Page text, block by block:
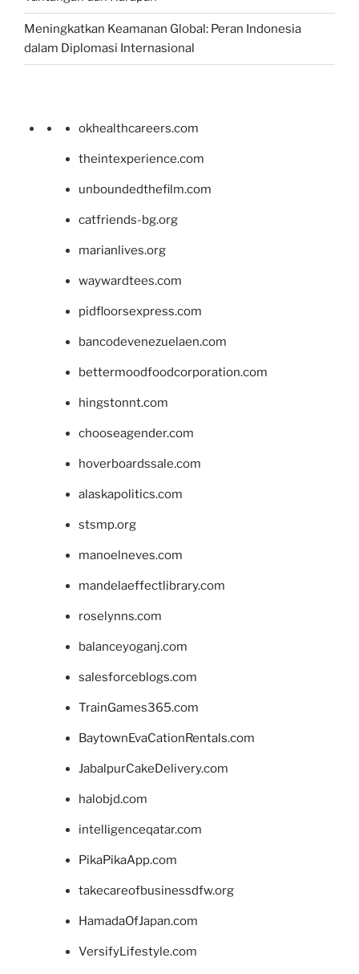
Meningkatkan Keamanan Global: Peran Indonesia
dalam Diplomasi Internasional
okhealthcareers.com
theintexperience.com
unboundedthefilm.com
catfriends-bg.org
marianlives.org
waywardtees.com
pidfloorsexpress.com
bancodevenezuelaen.com
bettermoodfoodcorporation.com
hingstonnt.com
chooseagender.com
hoverboardssale.com
alaskapolitics.com
stsmp.org
manoelneves.com
mandelaeffectlibrary.com
roselynns.com
balanceyoganj.com
salesforceblogs.com
TrainGames365.com
BaytownEvaCationRentals.com
JabalpurCakeDelivery.com
halobjd.com
intelligenceqatar.com
PikaPikaApp.com
takecareofbusinessdfw.org
HamadaOfJapan.com
VersifyLifestyle.com